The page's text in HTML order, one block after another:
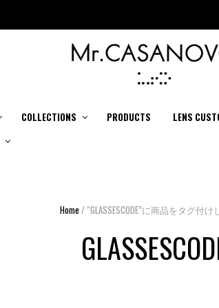
COLLECTIONS PRODUCTS LENS
Home / “GLASSESCODE”に商品をタグ付